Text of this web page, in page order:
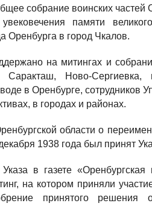
собрание воинских
памяти
Оренбурга в город Чкалов.
на митингах и
Саракташ, Ново-
в Оренбурге, сотрудников
в городах и районах.
области о
1938 года был принят
в газете
на котором приняли
принятого решения